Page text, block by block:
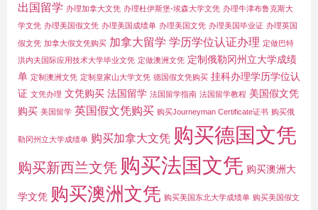
出国留学 办理加拿大文凭 办理杜伊斯堡-埃森大学文凭 办理牛津布鲁克斯大
学文凭 办理美国假文凭 办理美国成绩单 办理美国文凭 办理美国毕业证 办理英国
假文凭 加拿大假文凭购买 加拿大留学 学历学位认证办理 定做巴特
洪内夫国际应用技术大学毕业文凭 定做澳洲文凭 定制俄勒冈州立大学成绩
单 定制澳洲文凭 定制皇家山大学文凭 德国假文凭购买 挂科办理学历学位认
证 文凭办理 文凭购买 法国留学 法国留学指南 法国留学教程 美国假文凭
购买 美国留学 英国假文凭购买 购买Journeyman Certificate证书 购买俄
勒冈州立大学成绩单 购买加拿大文凭 购买德国文凭
购买新西兰文凭 购买法国文凭 购买澳洲大
学文凭 购买澳洲文凭 购买美国东北大学成绩单 购买美国假文